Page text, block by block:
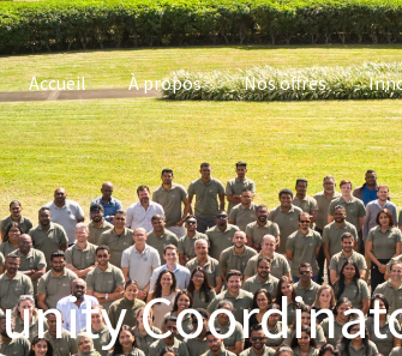
Accueil À propos Nos offres